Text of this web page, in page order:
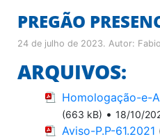
PREGÃO
24 de julho de 2023. Autor:
ARQUIVOS:
Homologação-e-
(663 kB) • 18/10/
Aviso-P.P-61.2021